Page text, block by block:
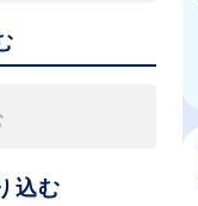
込む